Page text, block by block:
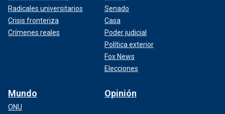
Radicales universitarios
Crisis fronteriza
Crímenes reales
Senado
Casa
Poder judicial
Política exterior
Fox News
Elecciones
Mundo
ONU
Opinión